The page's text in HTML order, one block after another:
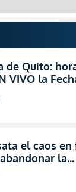
de Quito:
VIVO la
el caos en
la